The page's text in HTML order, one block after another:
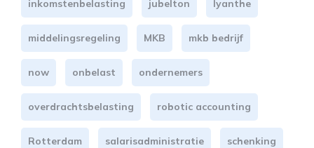
inkomstenbelasting jubelton lyanthe
middelingsregeling MKB mkb bedrijf
now onbelast ondernemers
overdrachtsbelasting robotic accounting
Rotterdam salarisadministratie schenking